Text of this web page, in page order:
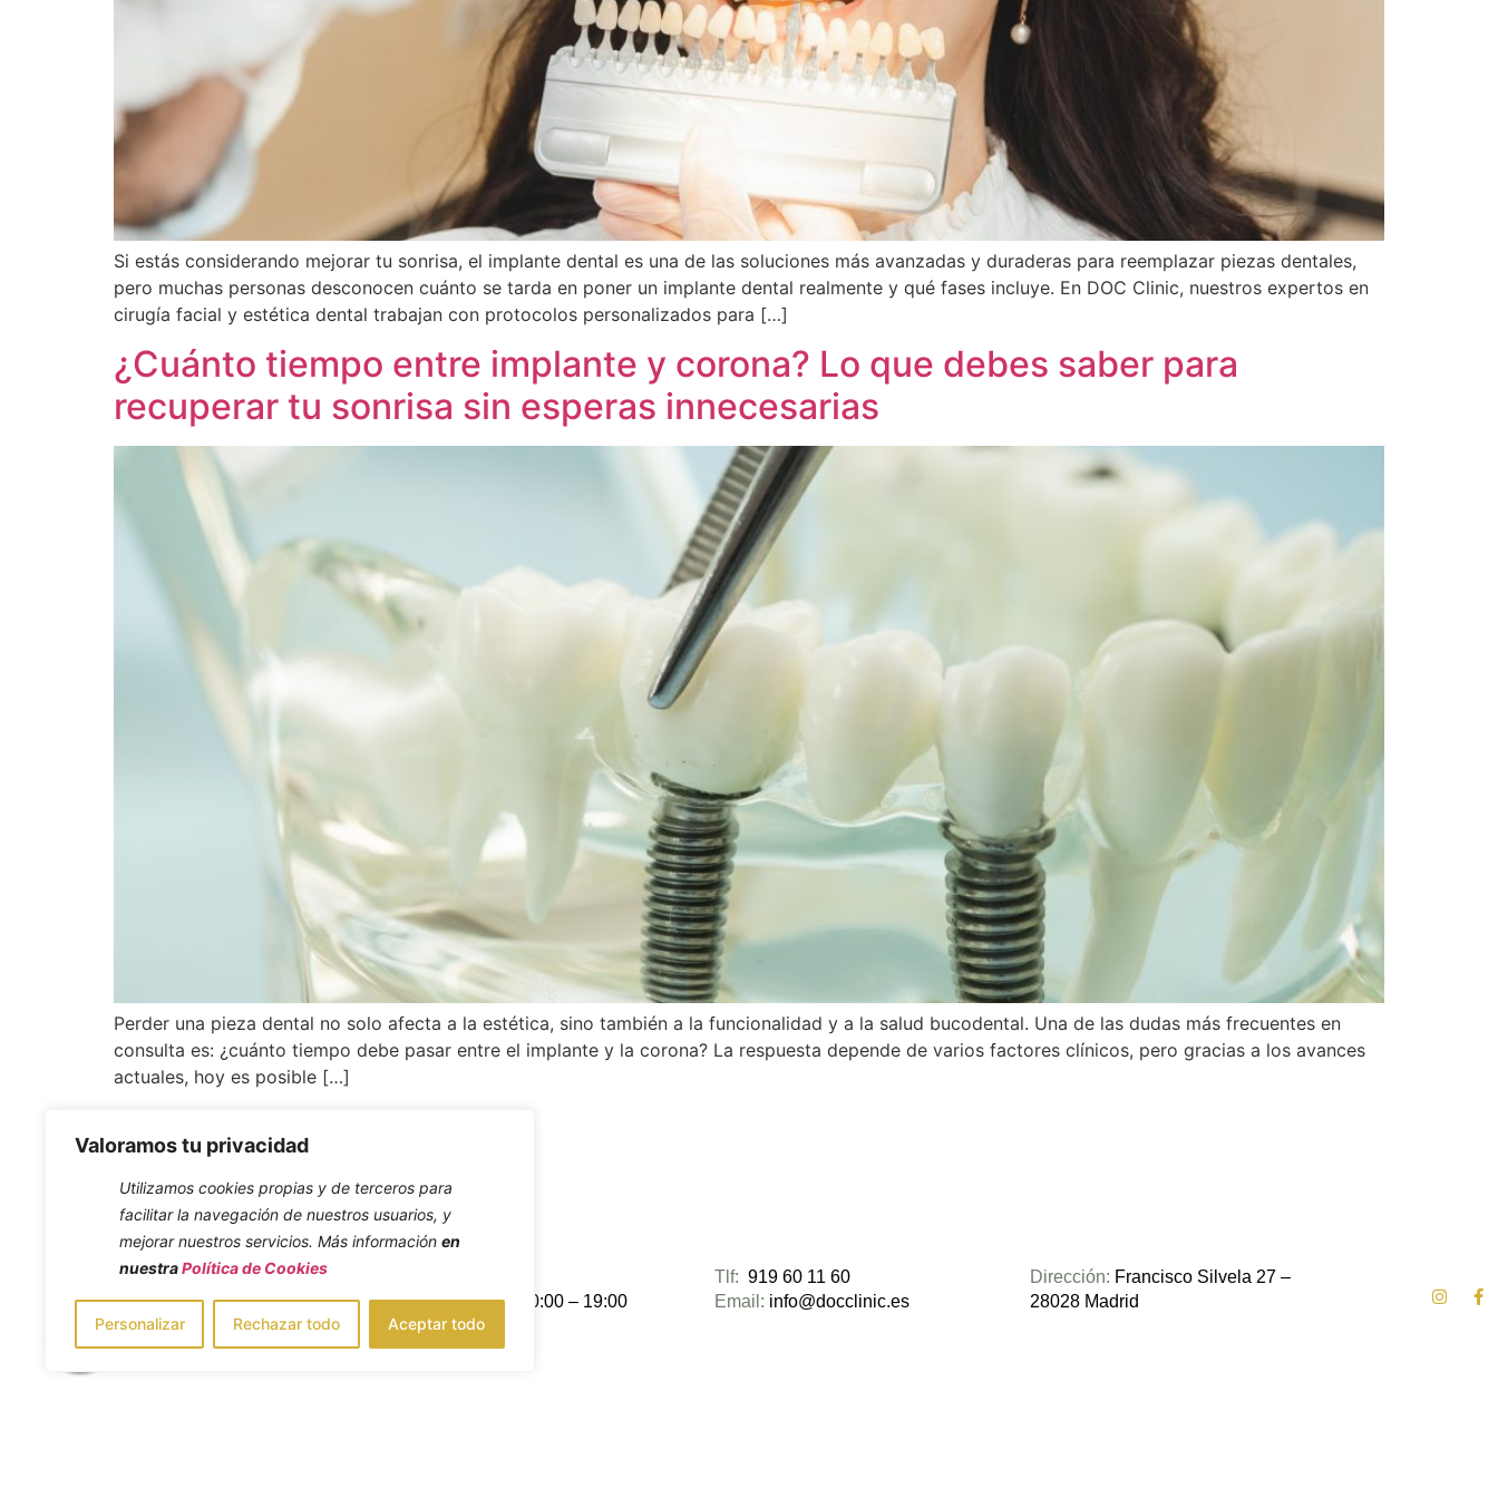
Valoramos tu privacidad
Utilizamos cookies propias y de terceros para
facilitar la navegación de nuestros usuarios, y
mejorar nuestros servicios. Más información en
nuestraPolítica de Cookies
Personalizar Rechazar todo Aceptar todo
Si estás considerando mejorar tu sonrisa, el implante dental es una de las soluciones más avanzadas y duraderas para reemplazar piezas dentales,
pero muchas personas desconocen cuánto se tarda en poner un implante dental realmente y qué fases incluye. En DOC Clinic, nuestros expertos en
cirugía facial y estética dental trabajan con protocolos personalizados para […]
¿Cuánto tiempo entre implante y corona? Lo que debes saber para
recuperar tu sonrisa sin esperas innecesarias
Perder una pieza dental no solo afecta a la estética, sino también a la funcionalidad y a la salud bucodental. Una de las dudas más frecuentes en
consulta es: ¿cuánto tiempo debe pasar entre el implante y la corona? La respuesta depende de varios factores clínicos, pero gracias a los avances
actuales, hoy es posible […]
Lunes – Viernes 10:00 – 19:00
Tlf: 919 60 11 60
Email: info@docclinic.es
Dirección: Francisco Silvela 27 –
28028 Madrid